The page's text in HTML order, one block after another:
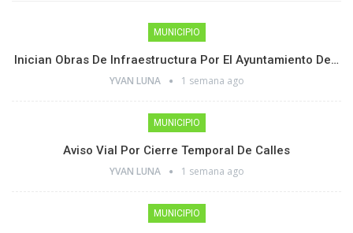
MUNICIPIO
Inician Obras De Infraestructura Por El Ayuntamiento De…
YVAN LUNA 1 semana ago
MUNICIPIO
Aviso Vial Por Cierre Temporal De Calles
YVAN LUNA 1 semana ago
MUNICIPIO